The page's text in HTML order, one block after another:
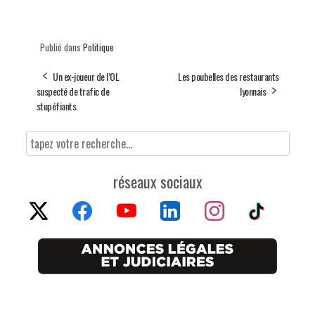
Publié dans Politique
Un ex-joueur de l’OL
suspecté de trafic de
stupéfiants
Les poubelles des restaurants
lyonnais
réseaux sociaux